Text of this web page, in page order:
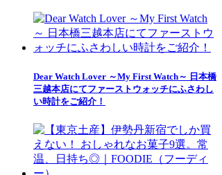
Dear Watch Lover ～My First Watch～ 日本橋
三越本店にてファーストウォッチにふさわし
い時計をご紹介！